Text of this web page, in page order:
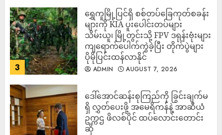
3
‎ရွှေကူမြို့ပြင်ရှိ စစ်တပ်ခြေကုတ်စခန်း
များကို KIA ပူးပေါင်းတပ်များ
သိမ်းယူ၊ မြို့တွင်းသို့ FPV ဒရုန်းဗုံးများ
ကျရောက်ပေါက်ကွဲခဲ့ပြီး တိုက်ပွဲများ
ပိုမိုပြင်းထန်လာနိုင်
ADMIN AUGUST 7, 2026
ဒေါ်အောင်ဆန်းစုကြည်ကို ခြွင်းချက်မ
ရှိ လွှတ်ပေးဖို့ အမေရိကန်နဲ့ အာဆီယံ
ဥက္ကဌ ဖိလစ်ပိုင် ထပ်လောင်းတောင်း
ဆို